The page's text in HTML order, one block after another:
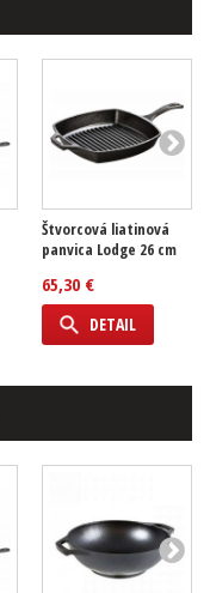
Štvorcová liatinová
panvica Lodge 26 cm
65,30 €
DETAIL